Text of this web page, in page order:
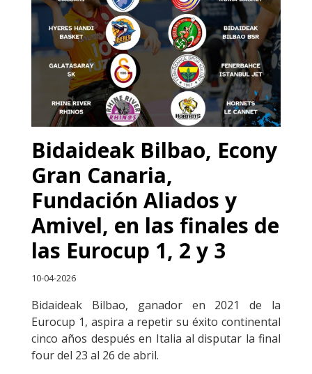
Bidaideak Bilbao, Econy
Gran Canaria,
Fundación Aliados y
Amivel, en las finales de
las Eurocup 1, 2 y 3
10-04-2026
Bidaideak Bilbao, ganador en 2021 de la
Eurocup 1, aspira a repetir su éxito continental
cinco años después en Italia al disputar la final
four del 23 al 26 de abril.